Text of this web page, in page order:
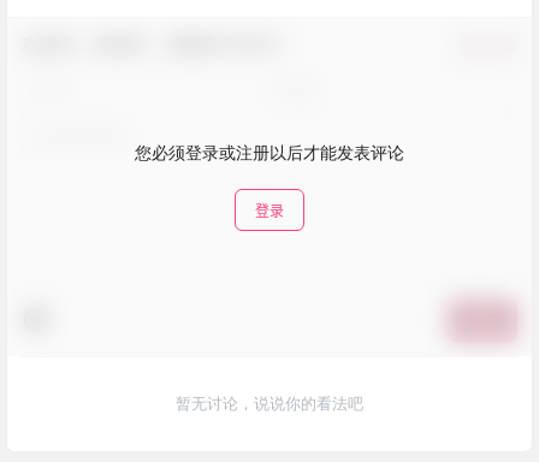
您必须登录或注册以后才能发表评论
登录
暂无讨论，说说你的看法吧